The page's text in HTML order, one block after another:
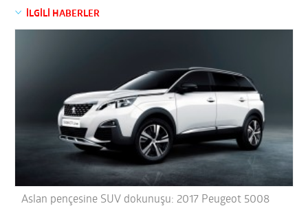
İLGİLİ HABERLER
Aslan pençesine SUV dokunuşu: 2017 Peugeot 5008